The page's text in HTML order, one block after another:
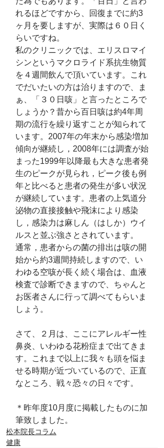
れるほどですから、回復までに約3
ヶ月を要しますが、実際は６０日く
らいですね。
私のクリニックでは、エリスロマイ
シンというマクロライド系抗生物質
を４週間飲んで頂いています。これ
でだいたいの方は治りますので、ま
ぁ、「３０日咳」と言ったところで
しょうか？昔から百日咳は約4年周
期の流行を繰り返すことが知られて
います。2007年の年末から感染増加
傾向が継続し，2008年には調査が始
まった1999年以降最も大きな患者発
生のピークが見られ，ピーク後も例
年と比べると患者の発生が多い状況
が継続しています。患者の上気道分
泌物の直接接触や飛沫により感染
し，感染力は麻しん（はしか）ウイ
ルスと並ぶ強さとされています。
通常，患者からの菌の排出は咳の開
始から約3週間持続しますので、い
わゆる空咳が長く続く場合は、血液
検査で診断できますので、ちゃんと
お医者さんに行って調べてもらいま
しょう。
さて、２月は、ここにアレルギー性
鼻炎、いわゆる花粉症まで出てきま
す。これまで以上に我々も頭を悩ま
せる時期が近づいているので、正直
なところ、戦々恐々の日々です。
＊昨年度10月度に掲載したものに加
筆致しました。
松本院長コラム
健康